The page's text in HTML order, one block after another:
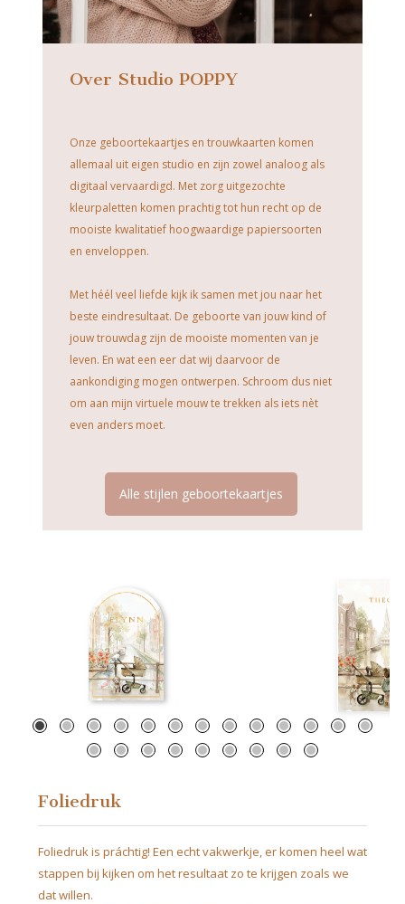
Over Studio POPPY
Onze geboortekaartjes en trouwkaarten komen
allemaal uit eigen studio en zijn zowel analoog als
digitaal vervaardigd. Met zorg uitgezochte
kleurpaletten komen prachtig tot hun recht op de
mooiste kwalitatief hoogwaardige papiersoorten
en enveloppen.
Met héél veel liefde kijk ik samen met jou naar het
beste eindresultaat. De geboorte van jouw kind of
jouw trouwdag zijn de mooiste momenten van je
leven. En wat een eer dat wij daarvoor de
aankondiging mogen ontwerpen. Schroom dus niet
om aan mijn virtuele mouw te trekken als iets nèt
even anders moet.
Alle stijlen geboortekaartjes
Geboortekaartje Amsterdam
Geboortekaartje
Foliedruk
Foliedruk is práchtig! Een echt vakwerkje, er komen heel wat
stappen bij kijken om het resultaat zo te krijgen zoals we
dat willen.